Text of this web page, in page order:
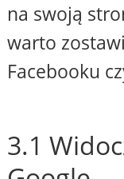
na swoją
warto
Facebooku
3.1